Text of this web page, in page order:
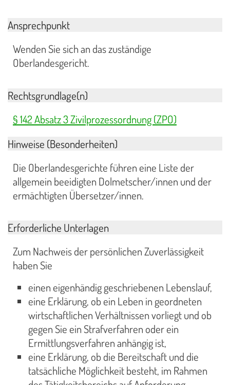
Ansprechpunkt
Wenden Sie sich an das zuständige
Oberlandesgericht.
Rechtsgrundlage(n)
§ 142 Absatz 3 Zivilprozessordnung (ZPO)
Hinweise (Besonderheiten)
Die Oberlandesgerichte führen eine Liste der
allgemein beeidigten Dolmetscher/innen und der
ermächtigten Übersetzer/innen.
Erforderliche Unterlagen
Zum Nachweis der persönlichen Zuverlässigkeit
haben Sie
einen eigenhändig geschriebenen Lebenslauf,
eine Erklärung, ob ein Leben in geordneten
wirtschaftlichen Verhältnissen vorliegt und ob
gegen Sie ein Strafverfahren oder ein
Ermittlungsverfahren anhängig ist,
eine Erklärung, ob die Bereitschaft und die
tatsächliche Möglichkeit besteht, im Rahmen